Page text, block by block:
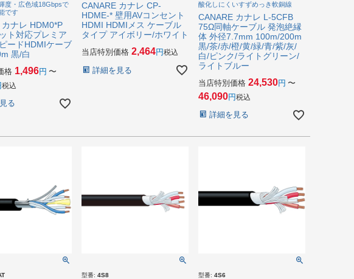
度・広色域18Gbpsで
です
ナレ HDM0*P
ト対応プレミア
ードHDMIケーブ
黒/白
格 1,496 〜
税込
る
CANARE カナレ CP-
HDME-* 壁用AVコンセント
HDMI HDMIメス ケーブル
タイプ アイボリー/ホワイト
当店特別価格 2,464 税込
詳細を見る
酸化しにくいすずめっき軟銅線
CANARE カナレ L-5CFB
75Ω同軸ケーブル 発泡絶縁
体 外径7.7mm 100m/200m
黒/茶/赤/橙/黄/緑/青/紫/灰/
白/ピンク/ライトグリーン/
ライトブルー
当店特別価格 24,530 〜
46,090 税込
詳細を見る
型番: 4S8 型番: 4S6